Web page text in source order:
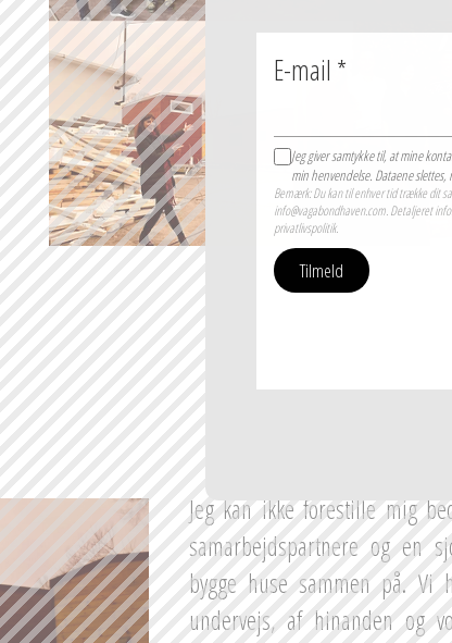
Jeg kan ikke forestille mig
samarbejdspartnere og en
bygge huse sammen på.
undervejs, af hinanden og
E-mail *
Jeg giver samtykke til, at mine
min henvendelse. Dataene
Bemærk: Du kan til enhver tid trække dit
info@vagabondhaven.com. Detaljeret
privatlivspolitik.
Tilmeld